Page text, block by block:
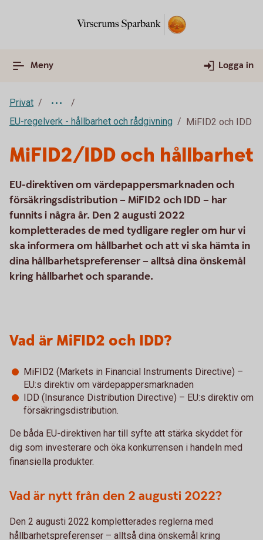
Meny Logga in
Privat
EU-regelverk - hållbarhet och rådgivning
MiFID2 och IDD
MiFID2/IDD och hållbarhet
EU-direktiven om värdepappersmarknaden och
försäkringsdistribution – MiFID2 och IDD – har
funnits i några år. Den 2 augusti 2022
kompletterades de med tydligare regler om hur vi
ska informera om hållbarhet och att vi ska hämta in
dina hållbarhetspreferenser – alltså dina önskemål
kring hållbarhet och sparande.
Vad är MiFID2 och IDD?
MiFID2 (Markets in Financial Instruments Directive) –
EU:s direktiv om värdepappersmarknaden
IDD (Insurance Distribution Directive) – EU:s direktiv om
försäkringsdistribution.
De båda EU-direktiven har till syfte att stärka skyddet för
dig som investerare och öka konkurrensen i handeln med
finansiella produkter.
Vad är nytt från den 2 augusti 2022?
Den 2 augusti 2022 kompletterades reglerna med
hållbarhetspreferenser – alltså dina önskemål kring